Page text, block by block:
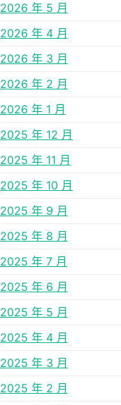
2026 年 5 月
2026 年 4 月
2026 年 3 月
2026 年 2 月
2026 年 1 月
2025 年 12 月
2025 年 11 月
2025 年 10 月
2025 年 9 月
2025 年 8 月
2025 年 7 月
2025 年 6 月
2025 年 5 月
2025 年 4 月
2025 年 3 月
2025 年 2 月